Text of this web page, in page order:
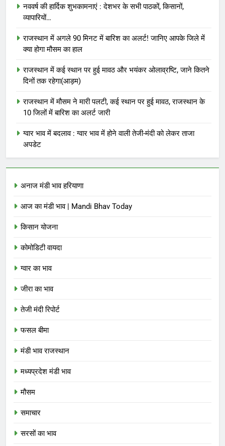
नववर्ष की हार्दिक शुभकामनाएं : देशभर के सभी पाठकों, किसानों,
व्यापारियों…
राजस्थान में अगले 90 मिनट में बारिश का अलर्ट! जानिए आपके जिले में
क्या होगा मौसम का हाल
राजस्थान में कई स्थान पर हुई मावठ और भयंकर ओलाव्रष्टि, जाने कितने
दिनों तक रहेगा(आड़म)
राजस्थान में मौसम ने मारी पलटी, कई स्थान पर हुई मावठ, राजस्थान के
10 जिलों में बारिश का अलर्ट जारी
ग्वार भाव में बदलाव : ग्वार भाव में होने वाली तेजी-मंदी को लेकर ताजा
अपडेट
अनाज मंडी भाव हरियाणा
आज का मंडी भाव | Mandi Bhav Today
किसान योजना
कोमोडिटी वायदा
ग्वार का भाव
जीरा का भाव
तेजी मंदी रिपोर्ट
फसल बीमा
मंडी भाव राजस्थान
मध्यप्रदेश मंडी भाव
मौसम
समाचार
सरसों का भाव